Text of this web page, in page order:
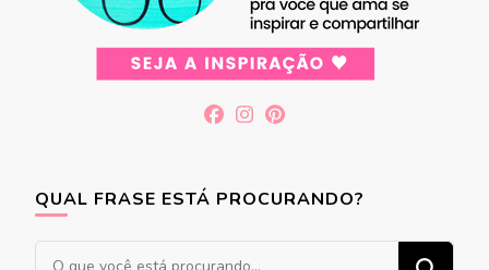
QUAL FRASE ESTÁ PROCURANDO?
Procurando